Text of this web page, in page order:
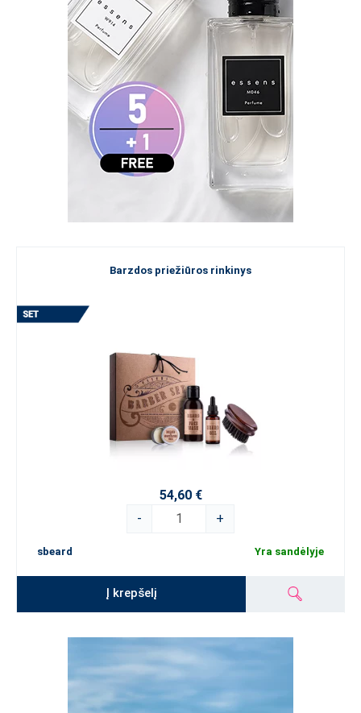
Barzdos priežiūros rinkinys
54,60 €
-
+
sbeard Yra sandėlyje
Į krepšelį